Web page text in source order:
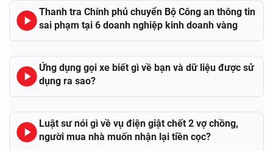
Thanh tra Chính phủ chuyển Bộ Công an thông tin
sai phạm tại 6 doanh nghiệp kinh doanh vàng
Ứng dụng gọi xe biết gì về bạn và dữ liệu được sử
dụng ra sao?
Luật sư nói gì về vụ điện giật chết 2 vợ chồng,
người mua nhà muốn nhận lại tiền cọc?